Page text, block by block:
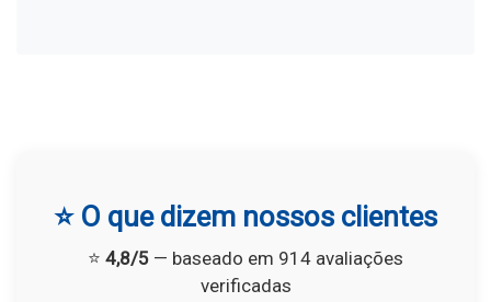
⭐ O que dizem nossos clientes
⭐ 4,8/5 — baseado em 914 avaliações
verificadas